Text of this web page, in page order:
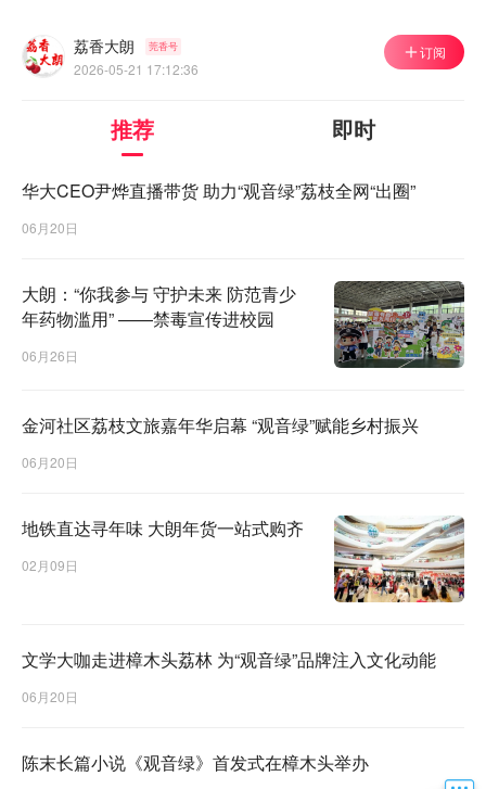
荔香大朗 莞香号
2026-05-21 17:12:36
订阅
推荐 即时
华大CEO尹烨直播带货 助力“观音绿”荔枝全网“出圈”
06月20日
大朗：“你我参与 守护未来 防范青少
年药物滥用” ——禁毒宣传进校园
06月26日
金河社区荔枝文旅嘉年华启幕 “观音绿”赋能乡村振兴
06月20日
地铁直达寻年味 大朗年货一站式购齐
02月09日
文学大咖走进樟木头荔林 为“观音绿”品牌注入文化动能
06月20日
陈末长篇小说《观音绿》首发式在樟木头举办